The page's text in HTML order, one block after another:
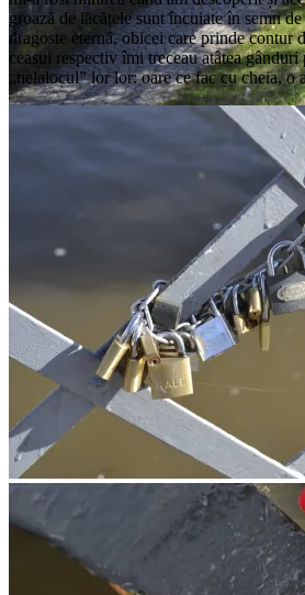
groază de lăcățele sunt încuiate în semn
dragoste eternă, obicei care prinde contur
ceasul respectiv îmi treceau atâtea
„nelalocul” lor lor: oare ce fac cu cheia, o